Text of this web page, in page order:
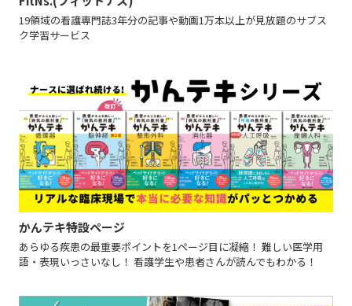
19領域の看護専門誌3年分の記事や動画1万本以上が見放題のサブス
ク学習サービス
かんテキ特設ページ
あらゆる疾患の最重要ポイントを1ページ目に凝縮！ 難しい医学用
語・表現いっさいなし！ 看護学生や患者さんが読んでもわかる！